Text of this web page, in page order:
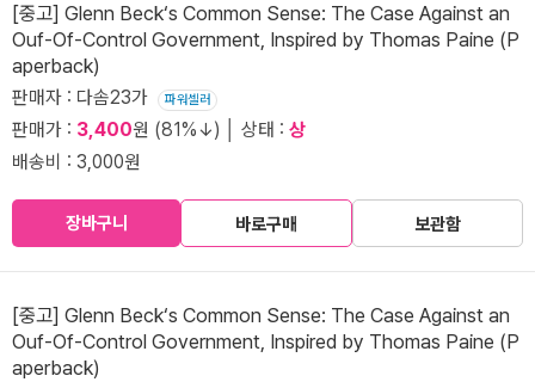
[중고] Glenn Beck‘s Common Sense: The Case Against an
Ouf-Of-Control Government, Inspired by Thomas Paine (P
aperback)
판매자 : 다솜23가 파워셀러
판매가 : 3,400원 (81%↓) │ 상태 : 상
배송비 : 3,000원
장바구니 바로구매 보관함
[중고] Glenn Beck‘s Common Sense: The Case Against an
Ouf-Of-Control Government, Inspired by Thomas Paine (P
aperback)